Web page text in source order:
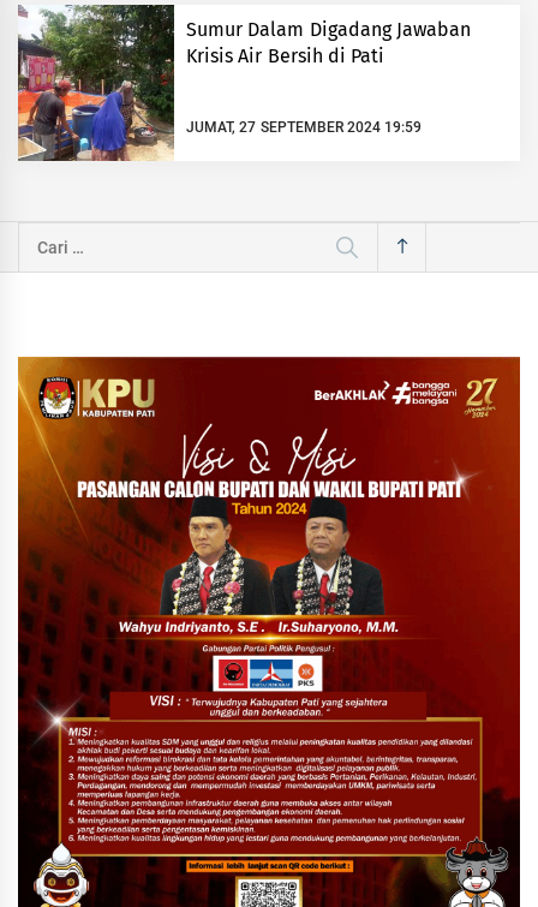
Sumur Dalam Digadang Jawaban
Krisis Air Bersih di Pati
JUMAT, 27 SEPTEMBER 2024 19:59
Cari
untuk: